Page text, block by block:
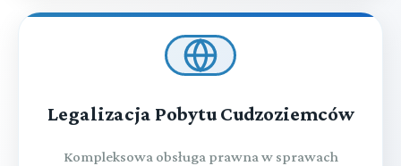
Legalizacja Pobytu Cudzoziemców
Kompleksowa obsługa prawna w sprawach